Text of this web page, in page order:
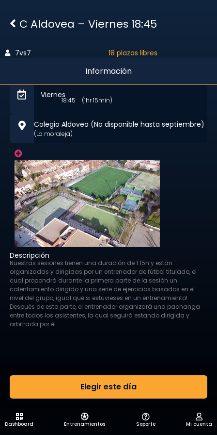
C Aldovea – Viernes 18:45
Elegir este día
7vs7 18 plazas libres
Información
Viernes
18:45 (1hr 15min)
Colegio Aldovea (No disponible hasta septiembre)
(La moraleja)
Descripción
Nuestras sesiones tienen una duración de 1:15h y están
organizadas y dirigidas por un entrenador de fútbol titulado, el
cual propondrá durante la primera parte de la sesión un
calentamiento dirigido y una serie de ejercicios basados en el
nivel del grupo, igual que si estuvieses en un entrenamiento!
Después de esta parte, el entrenador organizará una pachanga
entre todos los asistentes, la cual seguirá estando dirigida y
arbitrada por él.
Dashboard Entrenamientos Soporte Mi cuenta